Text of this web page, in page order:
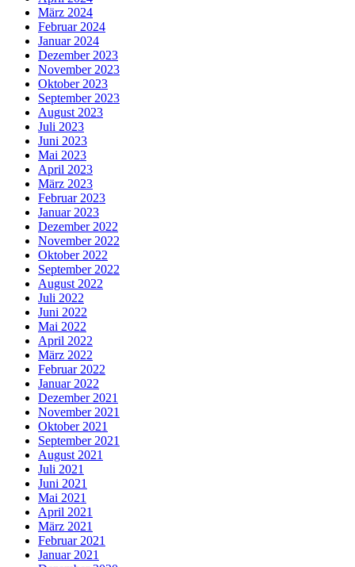
März 2024
Februar 2024
Januar 2024
Dezember 2023
November 2023
Oktober 2023
September 2023
August 2023
Juli 2023
Juni 2023
Mai 2023
April 2023
März 2023
Februar 2023
Januar 2023
Dezember 2022
November 2022
Oktober 2022
September 2022
August 2022
Juli 2022
Juni 2022
Mai 2022
April 2022
März 2022
Februar 2022
Januar 2022
Dezember 2021
November 2021
Oktober 2021
September 2021
August 2021
Juli 2021
Juni 2021
Mai 2021
April 2021
März 2021
Februar 2021
Januar 2021